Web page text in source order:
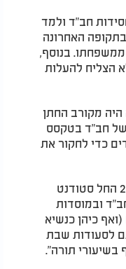
חב"ד ולמד
האחרונה
בנוסף,
הצליח להעלות
היה מקורב החתן
של חב"ד בטקסס
כדי לחקור את
את דבריו המשיך הרב: "בשנת 2018 החל סטודנט
ובמוסדות
כיהן כנשיא
לסעודות שבת
תורה".